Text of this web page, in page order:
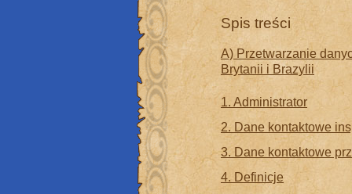
Spis treści
A) Przetwarzanie
Brytanii i Brazylii
1. Administrator
2. Dane kontaktowe
3. Dane kontaktowe
4. Definicje